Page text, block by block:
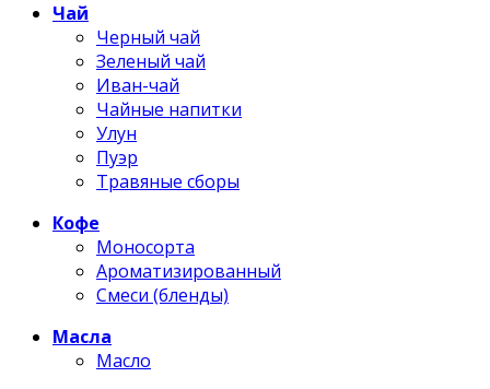
Чай
Черный чай
Зеленый чай
Иван-чай
Чайные напитки
Улун
Пуэр
Травяные сборы
Кофе
Моносорта
Ароматизированный
Смеси (бленды)
Масла
Масло